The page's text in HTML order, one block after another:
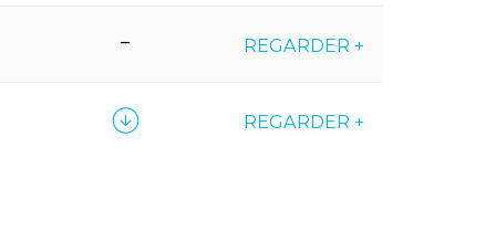
– REGARDER +
REGARDER +